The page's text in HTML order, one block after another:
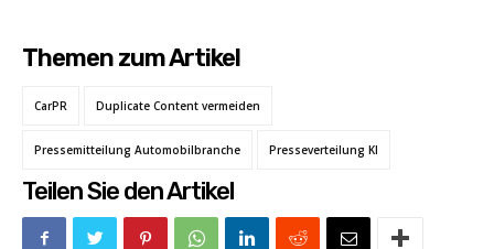
Themen zum Artikel
CarPR Duplicate Content vermeiden
Pressemitteilung Automobilbranche Presseverteilung KI
Teilen Sie den Artikel